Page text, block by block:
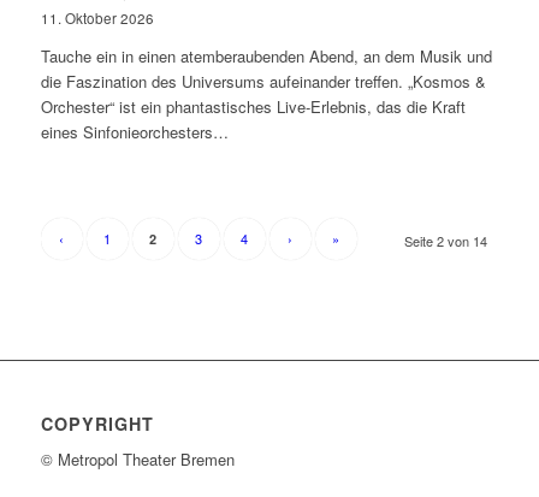
11. Oktober 2026
Tauche ein in einen atemberaubenden Abend, an dem Musik und
die Faszination des Universums aufeinander treffen. „Kosmos &
Orchester“ ist ein phantastisches Live-Erlebnis, das die Kraft
eines Sinfonieorchesters…
Seite 2 von 14
‹ 1 2 3 4 › »
COPYRIGHT
© Metropol Theater Bremen